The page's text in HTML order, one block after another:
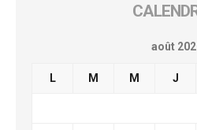
août
L M M J